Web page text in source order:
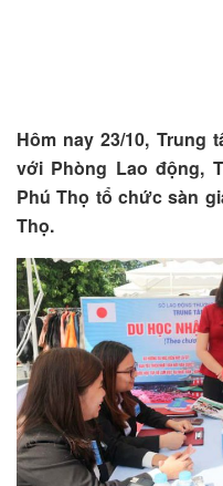
Hôm nay 23/10, Trung
với Phòng Lao động,
Phú Thọ tổ chức sàn
Thọ.